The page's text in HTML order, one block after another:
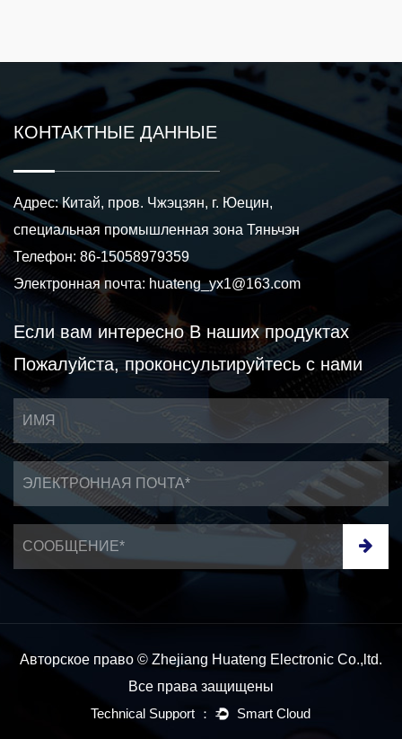
КОНТАКТНЫЕ ДАННЫЕ
Адрес: Китай, пров. Чжэцзян, г. Юецин,
специальная промышленная зона Тяньчэн
Телефон: 86-15058979359
Электронная почта: huateng_yx1@163.com
Если вам интересноВ наших продуктах
Пожалуйста, проконсультируйтесь с нами
Авторское право © Zhejiang Huateng Electronic Co.,ltd.
Все права защищены